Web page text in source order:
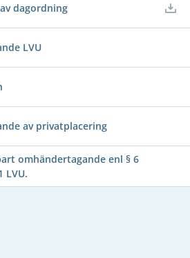
dagordning
LVU
av privatplacering
omhändertagande enl § 6
LVU.